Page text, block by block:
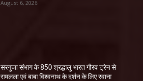
August 6, 2026
सरगुजा संभाग के 850 श्रद्धालु भारत गौरव ट्रेन से
रामलला एवं बाबा विश्वनाथ के दर्शन के लिए रवाना